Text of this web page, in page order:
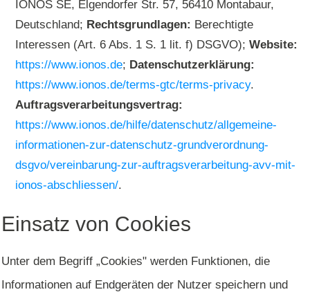
IONOS SE, Elgendorfer Str. 57, 56410 Montabaur,
Deutschland; Rechtsgrundlagen: Berechtigte
Interessen (Art. 6 Abs. 1 S. 1 lit. f) DSGVO); Website:
https://www.ionos.de; Datenschutzerklärung:
https://www.ionos.de/terms-gtc/terms-privacy.
Auftragsverarbeitungsvertrag:
https://www.ionos.de/hilfe/datenschutz/allgemeine-
informationen-zur-datenschutz-grundverordnung-
dsgvo/vereinbarung-zur-auftragsverarbeitung-avv-mit-
ionos-abschliessen/.
Einsatz von Cookies
Unter dem Begriff „Cookies" werden Funktionen, die
Informationen auf Endgeräten der Nutzer speichern und